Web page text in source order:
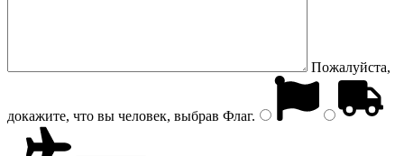
Пожалуйста,
докажите, что вы человек, выбрав Флаг.